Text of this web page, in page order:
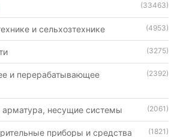
(33463)
и сельхозтехнике (4953)
(3275)
и перерабатывающее
(2392)
арматура, несущие системы (2061)
приборы и средства
(1821)